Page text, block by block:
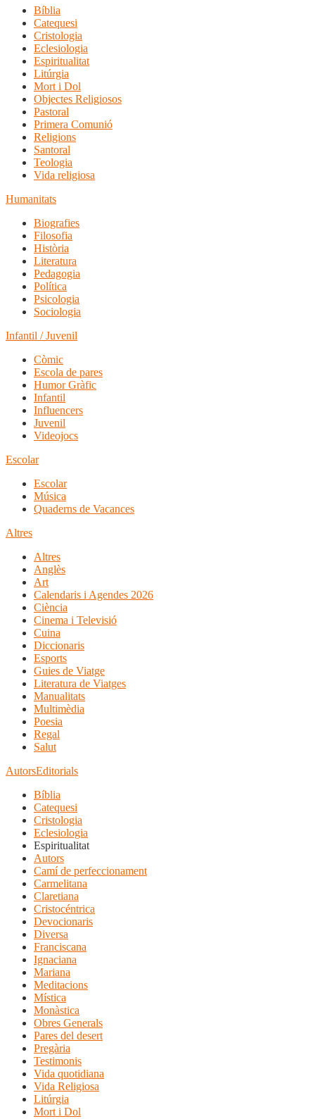
Bíblia
Catequesi
Cristologia
Eclesiologia
Espiritualitat
Litúrgia
Mort i Dol
Objectes Religiosos
Pastoral
Primera Comunió
Religions
Santoral
Teologia
Vida religiosa
Humanitats
Biografies
Filosofia
Història
Literatura
Pedagogia
Política
Psicologia
Sociologia
Infantil / Juvenil
Còmic
Escola de pares
Humor Gràfic
Infantil
Influencers
Juvenil
Videojocs
Escolar
Escolar
Música
Quaderns de Vacances
Altres
Altres
Anglès
Art
Calendaris i Agendes 2026
Ciència
Cinema i Televisió
Cuina
Diccionaris
Esports
Guies de Viatge
Literatura de Viatges
Manualitats
Multimèdia
Poesia
Regal
Salut
AutorsEditorials
Bíblia
Catequesi
Cristologia
Eclesiologia
Espiritualitat
Autors
Camí de perfeccionament
Carmelitana
Claretiana
Cristocéntrica
Devocionaris
Diversa
Franciscana
Ignaciana
Mariana
Meditacions
Mística
Monàstica
Obres Generals
Pares del desert
Pregària
Testimonis
Vida quotidiana
Vida Religiosa
Litúrgia
Mort i Dol